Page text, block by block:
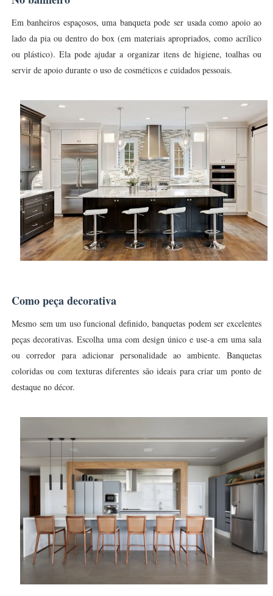
Em banheiros espaçosos, uma banqueta pode ser usada como apoio ao
lado da pia ou dentro do box (em materiais apropriados, como acrílico
ou plástico). Ela pode ajudar a organizar itens de higiene, toalhas ou
servir de apoio durante o uso de cosméticos e cuidados pessoais.
Como peça decorativa
Mesmo sem um uso funcional definido, banquetas podem ser excelentes
peças decorativas. Escolha uma com design único e use-a em uma sala
ou corredor para adicionar personalidade ao ambiente. Banquetas
coloridas ou com texturas diferentes são ideais para criar um ponto de
destaque no décor.